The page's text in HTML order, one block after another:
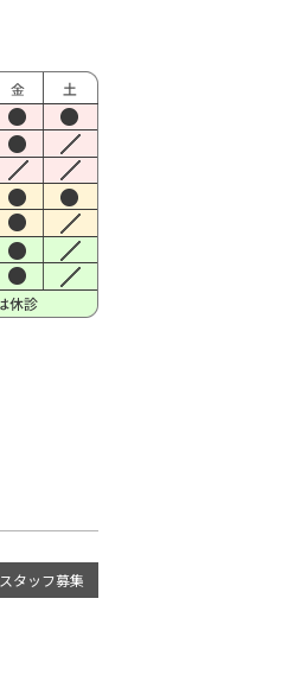
スタッフ募集